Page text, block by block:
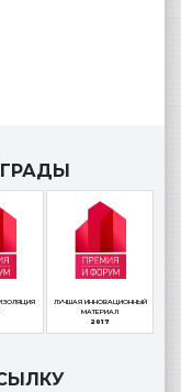
ЛУЧШАЯ ИННОВАЦИОННЫЙ
МАТЕРИАЛ
2017